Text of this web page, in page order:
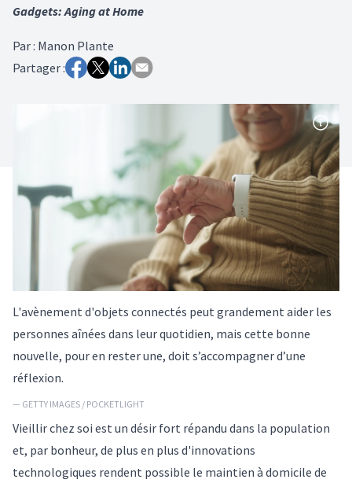
Gadgets: Aging at Home
Par: Manon Plante
Partager :
L'avènement d'objets connectés peut grandement aider les
personnes aînées dans leur quotidien, mais cette bonne
nouvelle, pour en rester une, doit s’accompagner d’une
réflexion.
— GETTY IMAGES / POCKETLIGHT
Vieillir chez soi est un désir fort répandu dans la population
et, par bonheur, de plus en plus d'innovations
technologiques rendent possible le maintien à domicile de